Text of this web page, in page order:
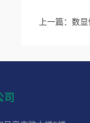
上一篇： 数显
司